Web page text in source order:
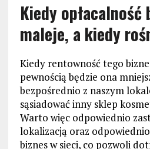
Kiedy opłacalność
maleje, a kiedy
Kiedy rentowność tego
pewnością będzie ona
bezpośrednio z naszym
sąsiadować inny sklep
Warto więc odpowiednio
lokalizacją oraz
biznes w sieci, co pozwoli